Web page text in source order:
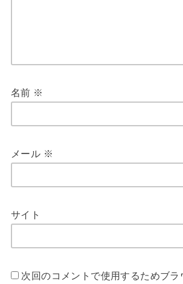
名前 ※
メール ※
サイト
次回のコメントで使用するためブラ